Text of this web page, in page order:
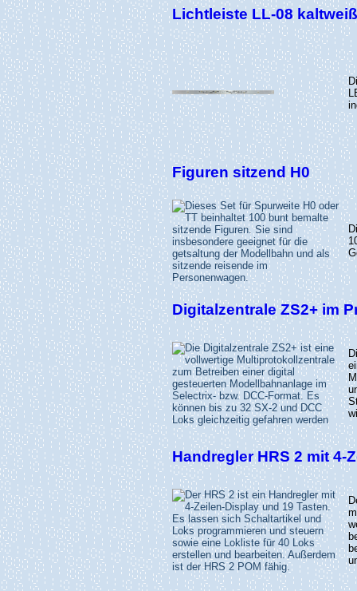
Lichtleiste LL-08
Figuren sitzend H0
Digitalzentrale ZS2+ im
Handregler HRS 2 mit 4-